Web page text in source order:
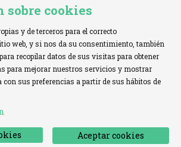
621 00 65 08 | info@cofae.net
cookies
y de terceros para el correcto
web, y si nos da su consentimiento, también
recopilar datos de sus visitas para obtener
para mejorar nuestros servicios y mostrar
con sus preferencias a partir de sus hábitos de
Aceptar cookies